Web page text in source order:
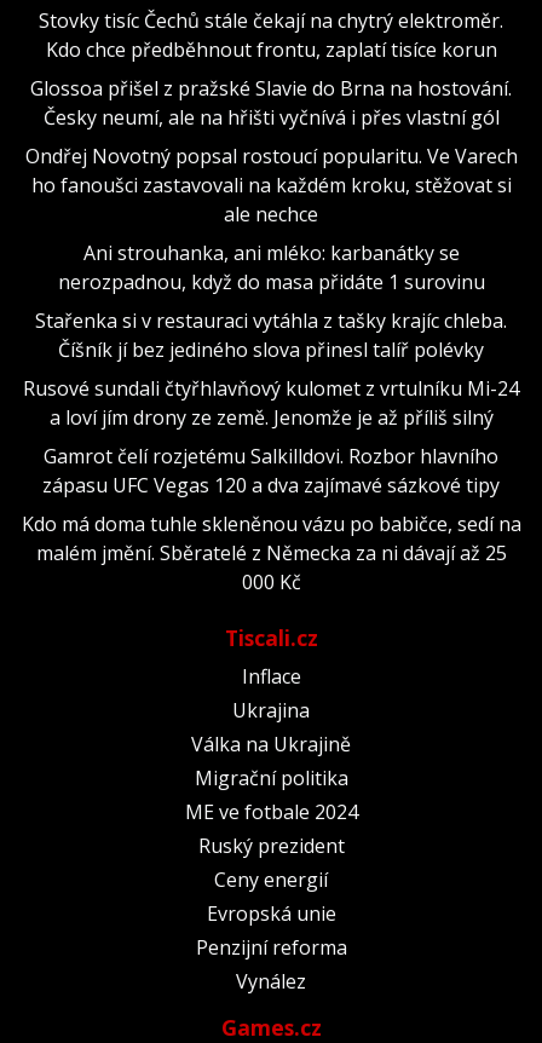
Stovky tisíc Čechů stále čekají na chytrý elektroměr.
Kdo chce předběhnout frontu, zaplatí tisíce korun
Glossoa přišel z pražské Slavie do Brna na hostování.
Česky neumí, ale na hřišti vyčnívá i přes vlastní gól
Ondřej Novotný popsal rostoucí popularitu. Ve Varech
ho fanoušci zastavovali na každém kroku, stěžovat si
ale nechce
Ani strouhanka, ani mléko: karbanátky se
nerozpadnou, když do masa přidáte 1 surovinu
Stařenka si v restauraci vytáhla z tašky krajíc chleba.
Číšník jí bez jediného slova přinesl talíř polévky
Rusové sundali čtyřhlavňový kulomet z vrtulníku Mi-24
a loví jím drony ze země. Jenomže je až příliš silný
Gamrot čelí rozjetému Salkilldovi. Rozbor hlavního
zápasu UFC Vegas 120 a dva zajímavé sázkové tipy
Kdo má doma tuhle skleněnou vázu po babičce, sedí na
malém jmění. Sběratelé z Německa za ni dávají až 25
000 Kč
Tiscali.cz
Inflace
Ukrajina
Válka na Ukrajině
Migrační politika
ME ve fotbale 2024
Ruský prezident
Ceny energií
Evropská unie
Penzijní reforma
Vynález
Games.cz